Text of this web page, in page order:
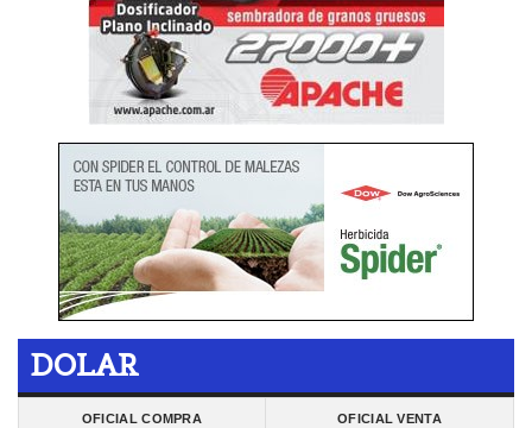
DOLAR
OFICIAL COMPRA OFICIAL VENTA